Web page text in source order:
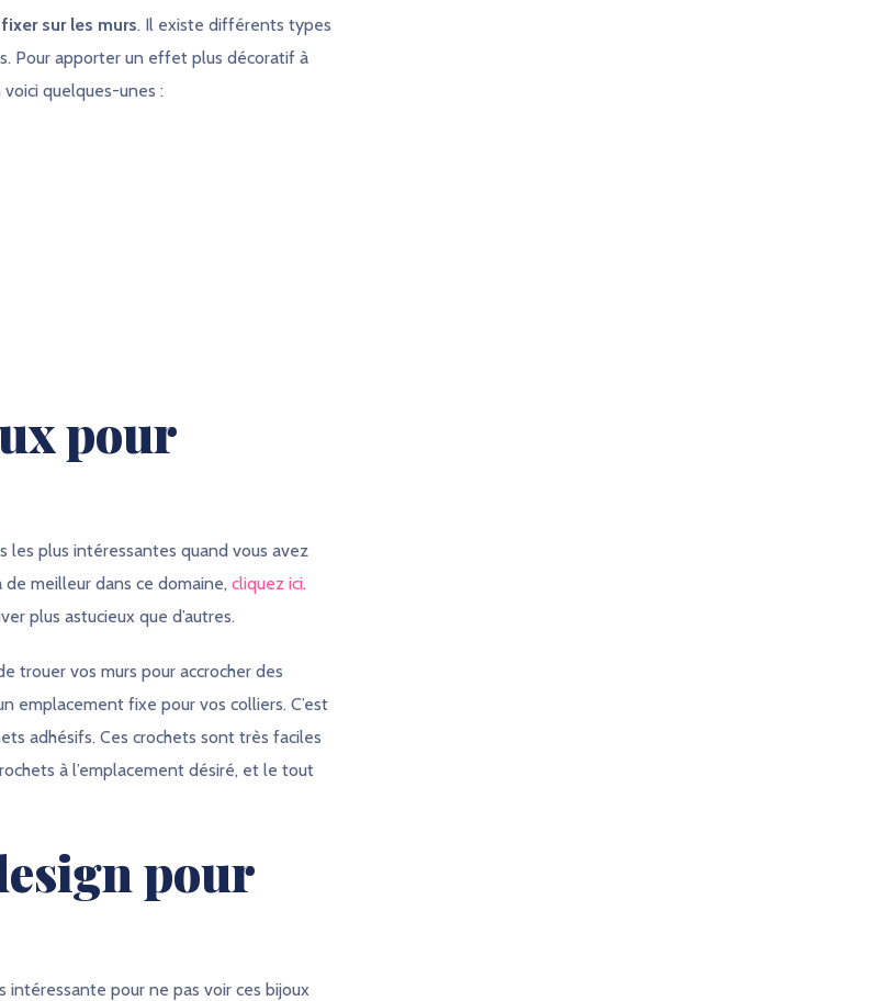
sur les murs. Il existe différents types
Pour apporter un effet plus décoratif à
voici quelques-unes :
pour
les plus intéressantes quand vous avez
de meilleur dans ce domaine, cliquez ici.
plus astucieux que d’autres.
trouer vos murs pour accrocher des
emplacement fixe pour vos colliers. C’est
adhésifs. Ces crochets sont très faciles
à l’emplacement désiré, et le tout
pour
pour ne pas voir ces bijoux